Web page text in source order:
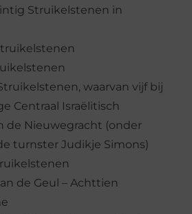
Struikelstenen in
waarvan vijf bij
Centraal Israëlitisch
de Nieuwegracht (onder
turnster Judikje Simons)
de Geul – Achttien